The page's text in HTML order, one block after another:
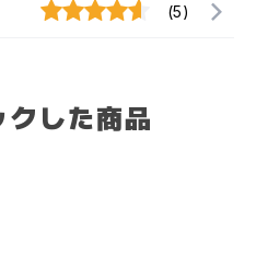
(5)
クした商品